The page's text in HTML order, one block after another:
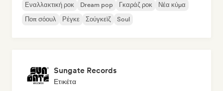
Εναλλακτική ροκ Dream pop Γκαράζ ροκ
Νέα κύμα
Ποπ σόουλ
Ρέγκε Σούγκεϊζ Soul
Sungate Records
Ετικέτα